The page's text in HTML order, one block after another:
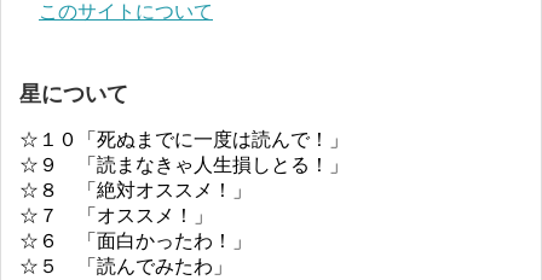
このサイトについて
星について
☆１０「死ぬまでに一度は読んで！」
☆９ 「読まなきゃ人生損しとる！」
☆８ 「絶対オススメ！」
☆７ 「オススメ！」
☆６ 「面白かったわ！」
☆５ 「読んでみたわ」